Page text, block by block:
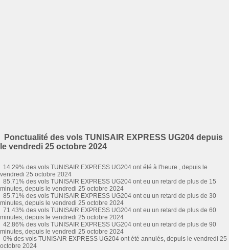
Ponctualité des vols TUNISAIR EXPRESS UG204 depuis
le vendredi 25 octobre 2024
14.29% des vols TUNISAIR EXPRESS UG204 ont été à l'heure , depuis le
vendredi 25 octobre 2024
85.71% des vols TUNISAIR EXPRESS UG204 ont eu un retard de plus de 15
minutes, depuis le vendredi 25 octobre 2024
85.71% des vols TUNISAIR EXPRESS UG204 ont eu un retard de plus de 30
minutes, depuis le vendredi 25 octobre 2024
71.43% des vols TUNISAIR EXPRESS UG204 ont eu un retard de plus de 60
minutes, depuis le vendredi 25 octobre 2024
42.86% des vols TUNISAIR EXPRESS UG204 ont eu un retard de plus de 90
minutes, depuis le vendredi 25 octobre 2024
0% des vols TUNISAIR EXPRESS UG204 ont été annulés, depuis le vendredi 25
octobre 2024